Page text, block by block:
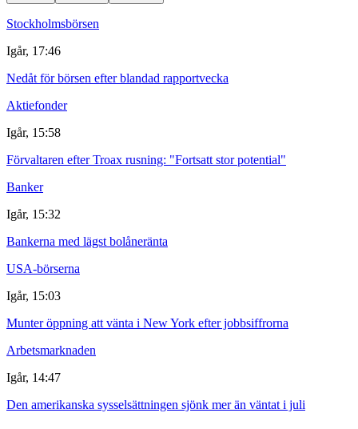
Stockholmsbörsen
Igår, 17:46
Nedåt för börsen efter blandad rapportvecka
Aktiefonder
Igår, 15:58
Förvaltaren efter Troax rusning: "Fortsatt stor potential"
Banker
Igår, 15:32
Bankerna med lägst bolåneränta
USA-börserna
Igår, 15:03
Munter öppning att vänta i New York efter jobbsiffrorna
Arbetsmarknaden
Igår, 14:47
Den amerikanska sysselsättningen sjönk mer än väntat i juli